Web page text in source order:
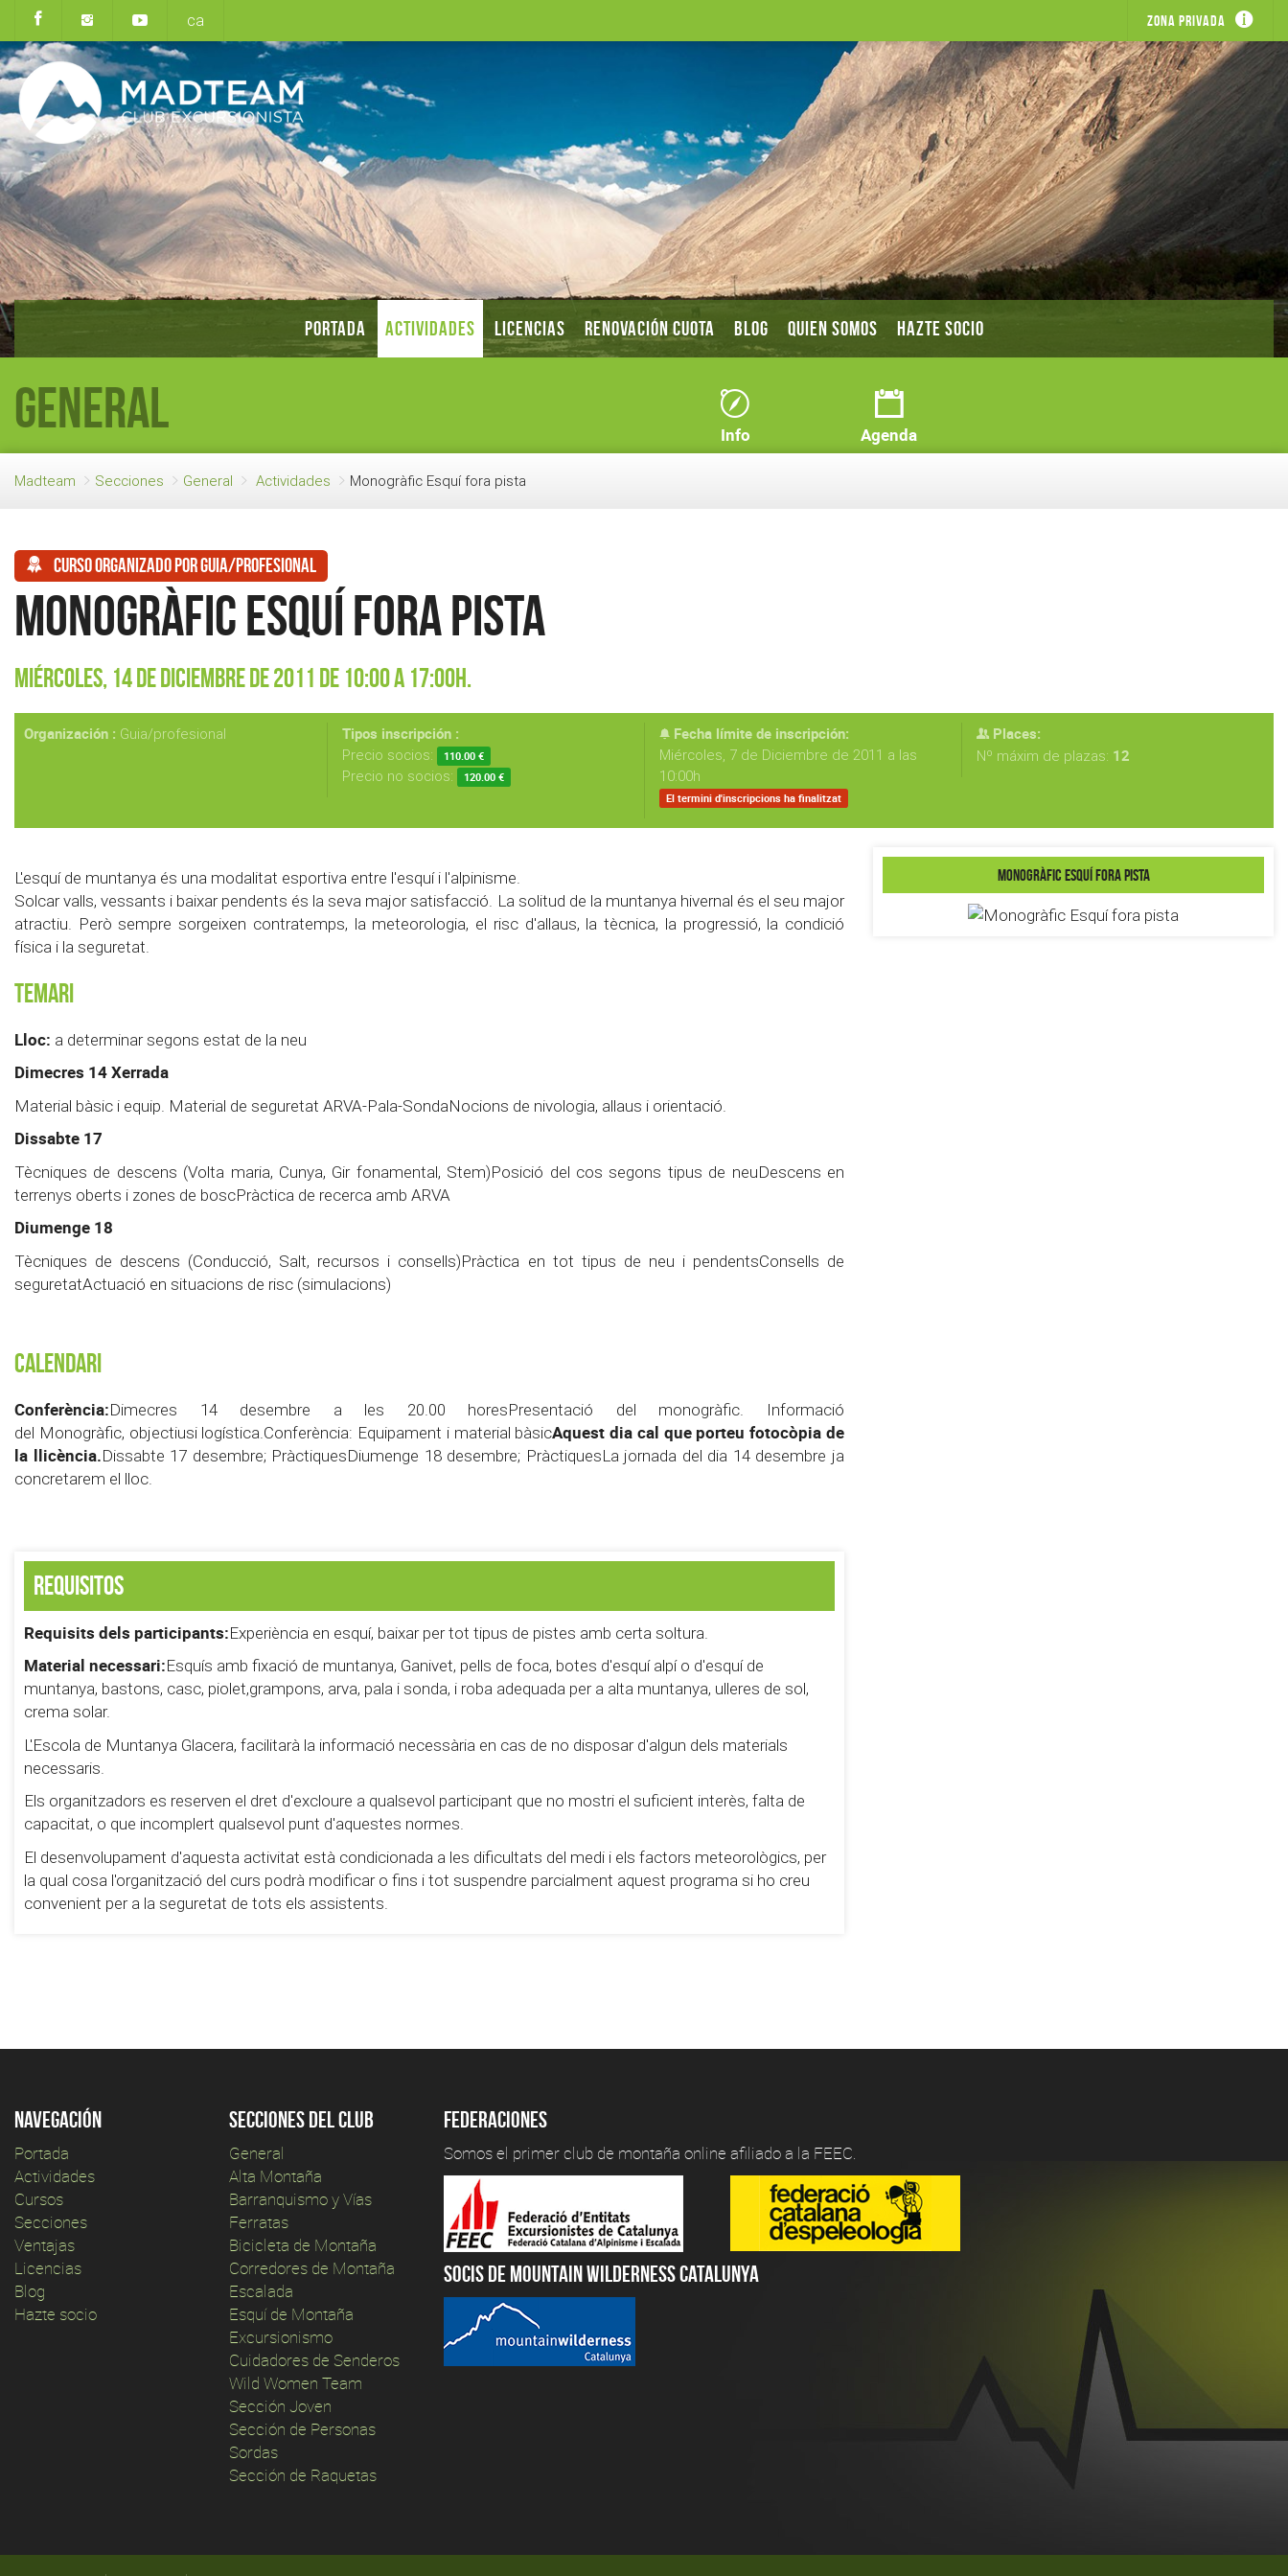
ca Zona privada
PORTADA ACTIVIDADES LICENCIAS RENOVACIÓN CUOTA BLOG QUIEN SOMOS HAZTE SOCIO
General Info Agenda
Madteam Secciones General Actividades Monogràfic Esquí fora pista
Curso organizado por guia/profesional
Monogràfic Esquí fora pista
Miércoles, 14 de Diciembre de 2011 de 10:00 a 17:00h.
Organización : Guia/profesional Tipos inscripción :
Precio socios: 110.00 €
Precio no socios: 120.00 €
Fecha límite de inscripción:
Miércoles, 7 de Diciembre de 2011 a las
10:00h
El termini d'inscripcions ha finalitzat
Places:
Nº máxim de plazas: 12
L'esquí de muntanya és una modalitat esportiva entre l'esquí i l'alpinisme.
Solcar valls, vessants i baixar pendents és la seva major satisfacció. La solitud de la muntanya hivernal és el seu major
atractiu. Però sempre sorgeixen contratemps, la meteorologia, el risc d'allaus, la tècnica, la progressió, la condició
física i la seguretat.
Temari
Lloc: a determinar segons estat de la neu
Dimecres 14 Xerrada
Material bàsic i equip. Material de seguretat ARVA-Pala-SondaNocions de nivologia, allaus i orientació.
Dissabte 17
Tècniques de descens (Volta maria, Cunya, Gir fonamental, Stem)Posició del cos segons tipus de neuDescens en
terrenys oberts i zones de boscPràctica de recerca amb ARVA
Diumenge 18
Tècniques de descens (Conducció, Salt, recursos i consells)Pràctica en tot tipus de neu i pendentsConsells de
seguretatActuació en situacions de risc (simulacions)
Calendari
Conferència:Dimecres 14 desembre a les 20.00 horesPresentació del monogràfic. Informació
del Monogràfic, objectiusi logística.Conferència: Equipament i material bàsicAquest dia cal que porteu fotocòpia de
la llicència.Dissabte 17 desembre; PràctiquesDiumenge 18 desembre; PràctiquesLa jornada del dia 14 desembre ja
concretarem el lloc.
Requisitos
Requisits dels participants:Experiència en esquí, baixar per tot tipus de pistes amb certa soltura.
Material necessari:Esquís amb fixació de muntanya, Ganivet, pells de foca, botes d'esquí alpí o d'esquí de
muntanya, bastons, casc, piolet,grampons, arva, pala i sonda, i roba adequada per a alta muntanya, ulleres de sol,
crema solar.
L'Escola de Muntanya Glacera, facilitarà la informació necessària en cas de no disposar d'algun dels materials
necessaris.
Els organitzadors es reserven el dret d'excloure a qualsevol participant que no mostri el suficient interès, falta de
capacitat, o que incomplert qualsevol punt d'aquestes normes.
El desenvolupament d'aquesta activitat està condicionada a les dificultats del medi i els factors meteorològics, per
la qual cosa l'organització del curs podrà modificar o fins i tot suspendre parcialment aquest programa si ho creu
convenient per a la seguretat de tots els assistents.
Monogràfic Esquí fora pista
Navegación
Portada
Actividades
Cursos
Secciones
Ventajas
Licencias
Blog
Hazte socio
Secciones del club
General
Alta Montaña
Barranquismo y Vías
Ferratas
Bicicleta de Montaña
Corredores de Montaña
Escalada
Esquí de Montaña
Excursionismo
Cuidadores de Senderos
Wild Women Team
Sección Joven
Sección de Personas
Sordas
Sección de Raquetas
Federaciones
Somos el primer club de montaña online afiliado a la FEEC.
Socis de Mountain Wilderness Catalunya